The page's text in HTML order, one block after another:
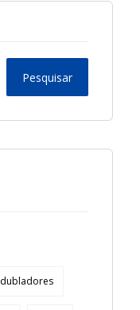
Pesquisar
dubladores